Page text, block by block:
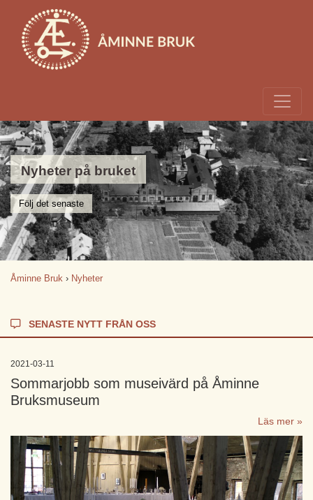
Nyheter på bruket
Följ det senaste
Åminne Bruk › Nyheter
SENASTE NYTT FRÅN OSS
2021-03-11
Sommarjobb som museivärd på Åminne
Bruksmuseum
Läs mer »